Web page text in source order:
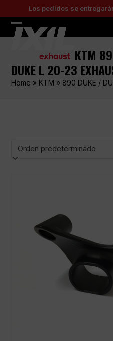
to
content
Los pedidos se
Open
menu
Close
menu
KTM
DUKE L 20-23
Home » KTM » 890 DUKE /